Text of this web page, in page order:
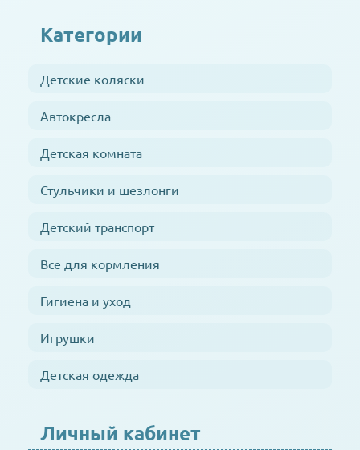
Категории
Детские коляски
Автокресла
Детская комната
Стульчики и шезлонги
Детский транспорт
Все для кормления
Гигиена и уход
Игрушки
Детская одежда
Личный кабинет